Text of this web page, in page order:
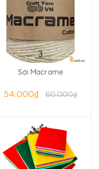
Sợi Macrame
54.000₫ 60.000₫